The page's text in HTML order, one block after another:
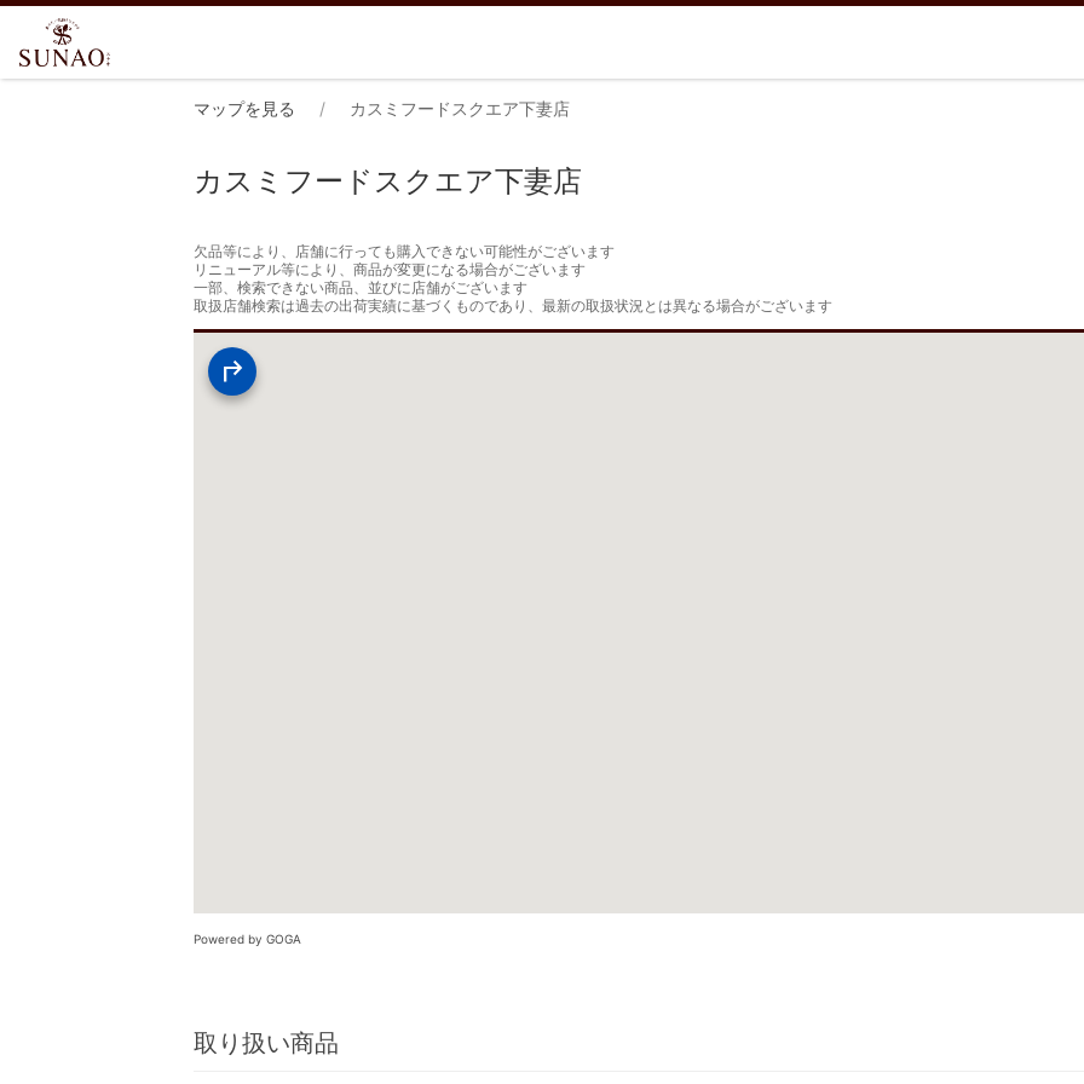
マップを見る カスミフードスクエア下妻店
カスミフードスクエア下妻店
欠品等により、店舗に行っても購入できない可能性がございます
リニューアル等により、商品が変更になる場合がございます
一部、検索できない商品、並びに店舗がございます
取扱店舗検索は過去の出荷実績に基づくものであり、最新の取扱状況とは異なる場合がございます
Powered by GOGA
取り扱い商品